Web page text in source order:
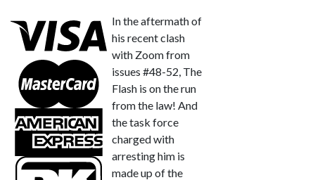
In the aftermath of
his recent clash
with Zoom from
issues #48-52, The
Flash is on the run
from the law! And
the task force
charged with
arresting him is
made up of the